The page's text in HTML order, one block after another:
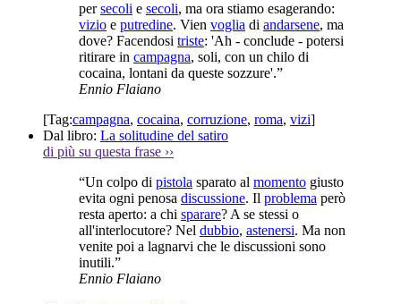
persecoli e secoli, ma ora stiamo esagerando:
vizio e putredine. Vien voglia di andarsene, ma
dove? Facendosi triste: 'Ah - conclude - potersi
ritirare in campagna, soli, con un chilo di
cocaina, lontani da queste sozzure'.”
Ennio Flaiano
[Tag:campagna, cocaina, corruzione, roma, vizi]
Dal libro: La solitudine del satiro
di più su questa frase ››
“Un colpo di pistola sparato al momento giusto
evita ogni penosa discussione. Il problema però
resta aperto: a chi sparare? A se stessi o
all'interlocutore? Nel dubbio, astenersi. Ma non
venite poi a lagnarvi che le discussioni sono
inutili.”
Ennio Flaiano